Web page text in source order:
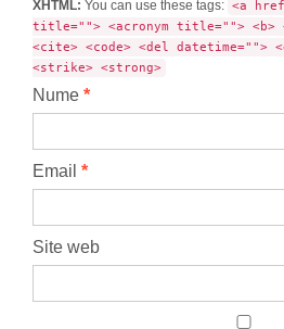
XHTML: You can use these tags: <a
title=""> <acronym title=""> <b>
<cite> <code> <del datetime="">
<strike> <strong>
Nume *
Email *
Site web